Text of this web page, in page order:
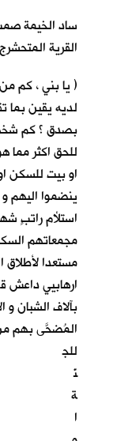
ساد الخيمة
القرية
( يا بني ، كم
لديه يقين
بصدق ؟ كم
للحق اكثر مما
او بيت للسكن
ينضموا اليهم
استلأم راتبٍ
مجمعاتهم
مستعدا لأطلاق
ارهابيي داعش
بآلاف الشبان
المُضحَّى بهم
للج
نّ
ة
ا